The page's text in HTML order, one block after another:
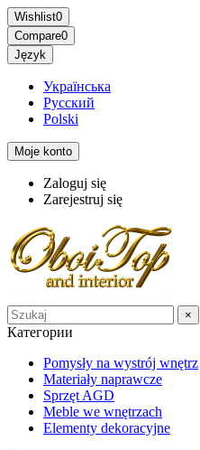
Wishlist0
Compare0
Język
Українська
Русский
Polski
Moje konto
Zaloguj się
Zarejestruj się
×
Категории
Pomysły na wystrój wnętrz
Materiały naprawcze
Sprzęt AGD
Meble we wnętrzach
Elementy dekoracyjne